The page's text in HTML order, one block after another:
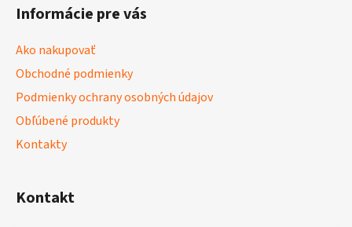
Informácie pre vás
Ako nakupovať
Obchodné podmienky
Podmienky ochrany osobných údajov
Obľúbené produkty
Kontakty
Kontakt